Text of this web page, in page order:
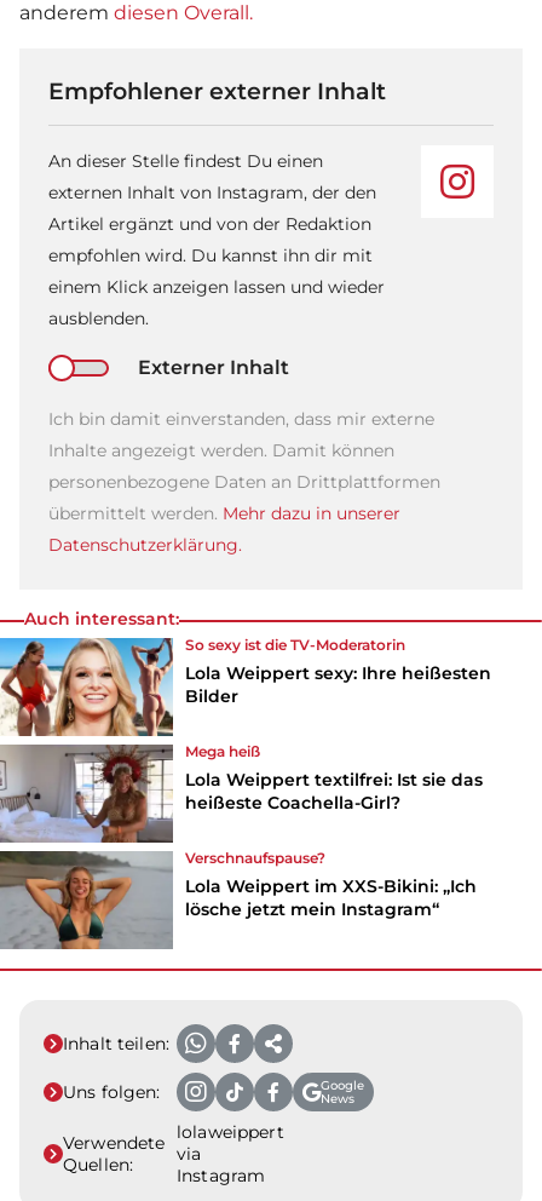
anderem diesen Overall.
Empfohlener externer Inhalt
An dieser Stelle findest Du einen
externen Inhalt von Instagram, der den
Artikel ergänzt und von der Redaktion
empfohlen wird. Du kannst ihn dir mit
einem Klick anzeigen lassen und wieder
ausblenden.
Externer Inhalt
Ich bin damit einverstanden, dass mir externe
Inhalte angezeigt werden. Damit können
personenbezogene Daten an Drittplattformen
übermittelt werden. Mehr dazu in unserer
Datenschutzerklärung.
Auch interessant:
So sexy ist die TV-Moderatorin
Lola Weippert sexy: Ihre heißesten
Bilder
Mega heiß
Lola Weippert textilfrei: Ist sie das
heißeste Coachella-Girl?
Verschnaufspause?
Lola Weippert im XXS-Bikini: „Ich
lösche jetzt mein Instagram“
Inhalt teilen:
Uns folgen:
Google
News
Verwendete
Quellen:
lolaweippert
via
Instagram